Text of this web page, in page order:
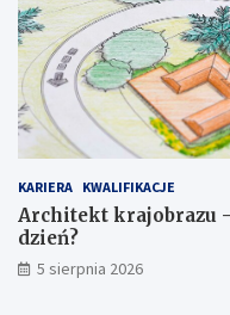
o
b
r
a
z
u
–
z
y
m
s
i
o
w
a
w
N
i
c
z
e
c
h
KARIERA KWALIFIKACJE
Architekt krajobrazu
dzień?
5 sierpnia 2026